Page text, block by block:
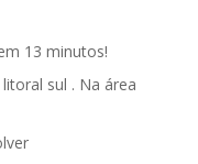
13 minutos!
sul . Na área